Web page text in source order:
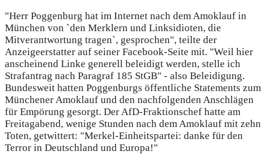
"Herr Poggenburg hat im Internet nach dem Amoklauf in
München von `den Merklern und Linksidioten, die
Mitverantwortung tragen`, gesprochen", teilte der
Anzeigeerstatter auf seiner Facebook-Seite mit. "Weil hier
anscheinend Linke generell beleidigt werden, stelle ich
Strafantrag nach Paragraf 185 StGB" - also Beleidigung.
Bundesweit hatten Poggenburgs öffentliche Statements zum
Münchener Amoklauf und den nachfolgenden Anschlägen
für Empörung gesorgt. Der AfD-Fraktionschef hatte am
Freitagabend, wenige Stunden nach dem Amoklauf mit zehn
Toten, getwittert: "Merkel-Einheitspartei: danke für den
Terror in Deutschland und Europa!"